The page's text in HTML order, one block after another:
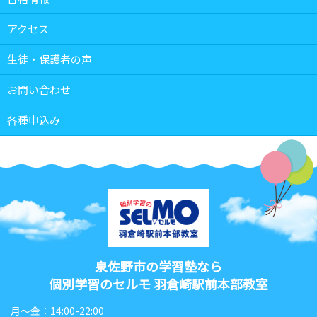
アクセス
生徒・保護者の声
お問い合わせ
各種申込み
泉佐野市の学習塾なら
個別学習のセルモ 羽倉崎駅前本部教室
月〜金：14:00-22:00